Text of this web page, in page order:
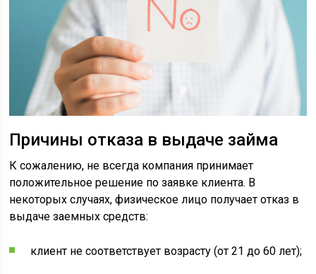
Причины отказа в выдаче займа
К сожалению, не всегда компания принимает
положительное решение по заявке клиента. В
некоторых случаях, физическое лицо получает отказ в
выдаче заемных средств:
клиент не соответствует возрасту (от 21 до 60 лет);